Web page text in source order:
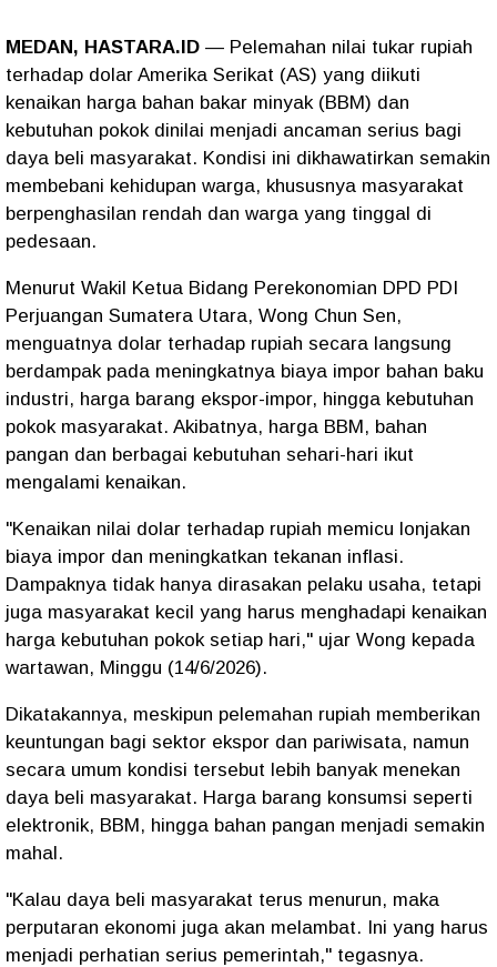
MEDAN, HASTARA.ID — Pelemahan nilai tukar rupiah
terhadap dolar Amerika Serikat (AS) yang diikuti
kenaikan harga bahan bakar minyak (BBM) dan
kebutuhan pokok dinilai menjadi ancaman serius bagi
daya beli masyarakat. Kondisi ini dikhawatirkan semakin
membebani kehidupan warga, khususnya masyarakat
berpenghasilan rendah dan warga yang tinggal di
pedesaan.
Menurut Wakil Ketua Bidang Perekonomian DPD PDI
Perjuangan Sumatera Utara, Wong Chun Sen,
menguatnya dolar terhadap rupiah secara langsung
berdampak pada meningkatnya biaya impor bahan baku
industri, harga barang ekspor-impor, hingga kebutuhan
pokok masyarakat. Akibatnya, harga BBM, bahan
pangan dan berbagai kebutuhan sehari-hari ikut
mengalami kenaikan.
"Kenaikan nilai dolar terhadap rupiah memicu lonjakan
biaya impor dan meningkatkan tekanan inflasi.
Dampaknya tidak hanya dirasakan pelaku usaha, tetapi
juga masyarakat kecil yang harus menghadapi kenaikan
harga kebutuhan pokok setiap hari," ujar Wong kepada
wartawan, Minggu (14/6/2026).
Dikatakannya, meskipun pelemahan rupiah memberikan
keuntungan bagi sektor ekspor dan pariwisata, namun
secara umum kondisi tersebut lebih banyak menekan
daya beli masyarakat. Harga barang konsumsi seperti
elektronik, BBM, hingga bahan pangan menjadi semakin
mahal.
"Kalau daya beli masyarakat terus menurun, maka
perputaran ekonomi juga akan melambat. Ini yang harus
menjadi perhatian serius pemerintah," tegasnya.